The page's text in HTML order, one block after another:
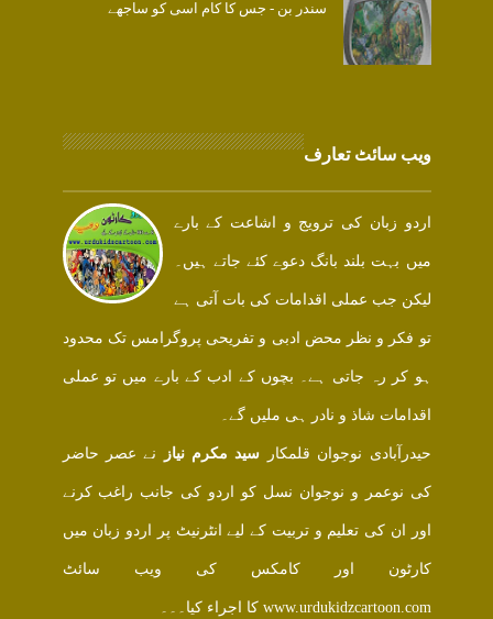
سندر بن - جس کا کام اسی کو ساجھے
ویب سائٹ تعارف
اردو زبان کی ترویج و اشاعت کے بارے
میں بہت بلند بانگ دعوے کئے جاتے ہیں۔
لیکن جب عملی اقدامات کی بات آتی ہے
تو فکر و نظر محض ادبی و تفریحی پروگرامس تک محدود
ہو کر رہ جاتی ہے۔ بچوں کے ادب کے بارے میں تو عملی
اقدامات شاذ و نادر ہی ملیں گے۔
حیدرآبادی نوجوان قلمکار سید مکرم نیاز نے عصر حاضر
کی نوعمر و نوجوان نسل کو اردو کی جانب راغب کرنے
اور ان کی تعلیم و تربیت کے لیے انٹرنیٹ پر اردو زبان میں
کارٹون اور کامکس کی ویب سائٹ
www.urdukidzcartoon.com کا اجراء کیا۔۔۔